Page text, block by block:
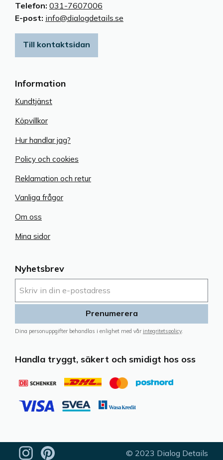
Nyhetsbrev
Prenumerera
Dina personuppgifter behandlas i enlighet med vår integritetspolicy.
Handla tryggt, säkert och smidigt hos oss
Information
Kundtjänst
Köpvillkor
Hur handlar jag?
Policy och cookies
Reklamation och retur
Vanliga frågor
Om oss
Mina sidor
Telefon: 031-7607006
E-post: info@dialogdetails.se
Till kontaktsidan
© 2023 Dialog Details